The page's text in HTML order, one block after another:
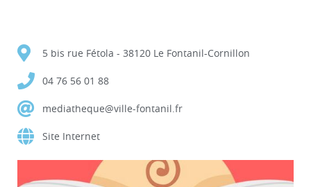
5 bis rue Fétola - 38120 Le Fontanil-Cornillon
04 76 56 01 88
mediatheque@ville-fontanil.fr
Site Internet